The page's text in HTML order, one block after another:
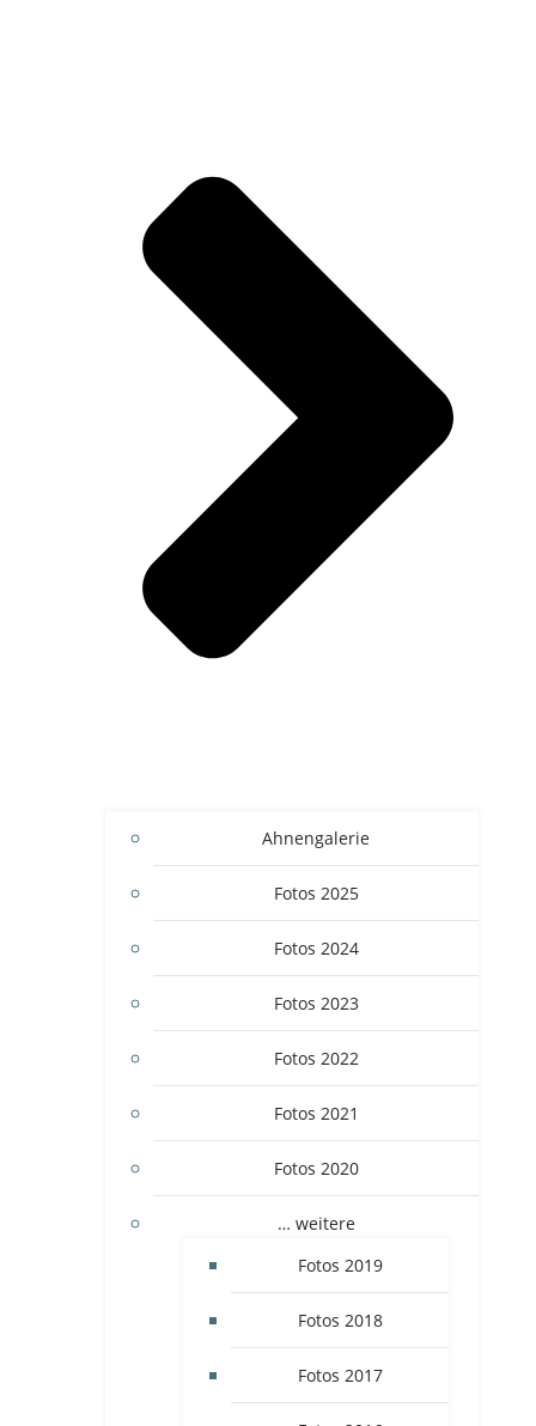
Ahnengalerie
Fotos 2025
Fotos 2024
Fotos 2023
Fotos 2022
Fotos 2021
Fotos 2020
… weitere
Fotos 2019
Fotos 2018
Fotos 2017